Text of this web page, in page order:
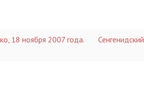
18 ноября 2007 года.
Сенгенидский